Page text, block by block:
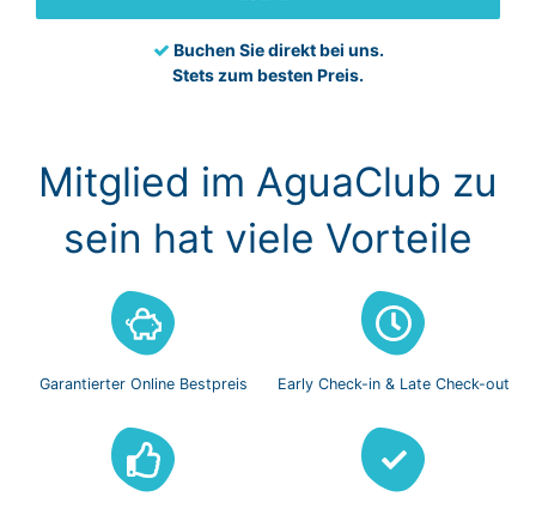
Buchen Sie direkt bei uns.
Stets zum besten Preis.
Mitglied im AguaClub zu
sein hat viele Vorteile
Garantierter Online Bestpreis Early Check-in & Late Check-out